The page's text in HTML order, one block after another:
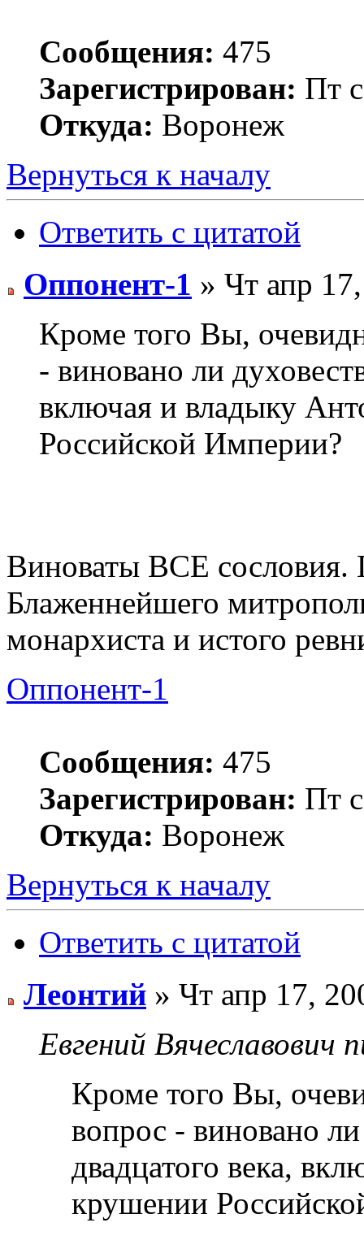
Сообщения: 475
Зарегистрирован: Пт
Откуда: Воронеж
Вернуться к началу
Ответить с цитатой
Оппонент-1 » Чт апр
Кроме того Вы,
- виновано ли
включая и владыку
Российской Империи?
Виноваты ВСЕ сословия.
Блаженнейшего
монархиста и истого
Оппонент-1
Сообщения: 475
Зарегистрирован: Пт
Откуда: Воронеж
Вернуться к началу
Ответить с цитатой
Леонтий » Чт апр 17,
Евгений Вячеславович
Кроме того Вы,
вопрос - виновано
двадцатого века,
крушении